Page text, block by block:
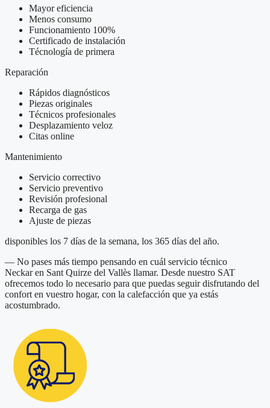
Mayor eficiencia
Menos consumo
Funcionamiento 100%
Certificado de instalación
Técnología de primera
Reparación
Rápidos diagnósticos
Piezas originales
Técnicos profesionales
Desplazamiento veloz
Citas online
Mantenimiento
Servicio correctivo
Servicio preventivo
Revisión profesional
Recarga de gas
Ajuste de piezas
disponibles los 7 días de la semana, los 365 días del año.
— No pases más tiempo pensando en cuál servicio técnico
Neckar en Sant Quirze del Vallès llamar. Desde nuestro SAT
ofrecemos todo lo necesario para que puedas seguir disfrutando del
confort en vuestro hogar, con la calefacción que ya estás
acostumbrado.